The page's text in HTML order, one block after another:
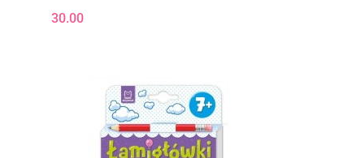
30.00